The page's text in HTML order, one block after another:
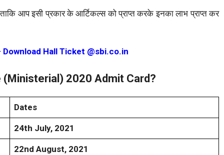
आप इसी प्रकार के आर्टिकल्स को प्राप्त करके इनका लाभ प्राप्त कर
Hall Ticket @sbi.co.in
2020 Admit Card?
Dates
24th July, 2021
22nd August, 2021